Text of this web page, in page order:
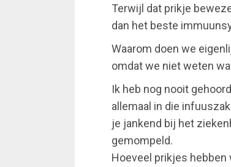
Terwijl dat prikje
dan het beste
Waarom doen we
omdat we niet weten
Ik heb nog nooit
allemaal in die
je jankend bij het
gemompeld.
Hoeveel prikjes hebben